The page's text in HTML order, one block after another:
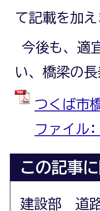
て記載を加え
今後も、適
い、橋梁の
つくば市
ファイル:
この記事
建設部 道